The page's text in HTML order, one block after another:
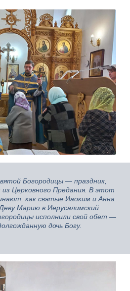
Богородицы — праздник,
Церковного Предания. В этот
как святые Иаоким и Анна
Марию в Иерусалимский
исполнили свой обет —
дочь Богу.